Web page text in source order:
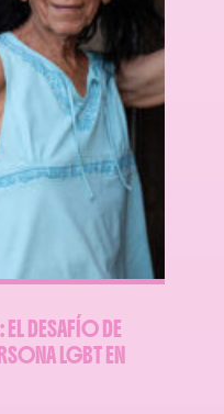
DESAFÍO DE
LGBT EN